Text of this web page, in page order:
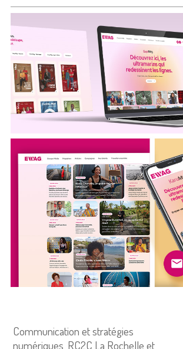
Communication et stratégies
numériques, RC2C La Rochelle et